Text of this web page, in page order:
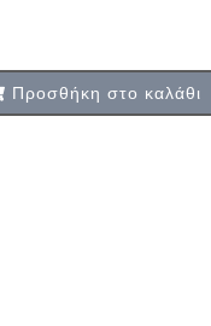
Προσθήκη στο καλάθι